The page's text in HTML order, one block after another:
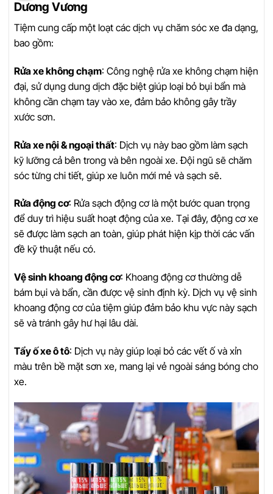
Dương Vương
Tiệm cung cấp một loạt các dịch vụ chăm sóc xe đa dạng,
bao gồm:
Rửa xe không chạm: Công nghệ rửa xe không chạm hiện
đại, sử dụng dung dịch đặc biệt giúp loại bỏ bụi bẩn mà
không cần chạm tay vào xe, đảm bảo không gây trầy
xước sơn.
Rửa xe nội & ngoại thất: Dịch vụ này bao gồm làm sạch
kỹ lưỡng cả bên trong và bên ngoài xe. Đội ngũ sẽ chăm
sóc từng chi tiết, giúp xe luôn mới mẻ và sạch sẽ.
Rửa động cơ: Rửa sạch động cơ là một bước quan trọng
để duy trì hiệu suất hoạt động của xe. Tại đây, động cơ xe
sẽ được làm sạch an toàn, giúp phát hiện kịp thời các vấn
đề kỹ thuật nếu có.
Vệ sinh khoang động cơ: Khoang động cơ thường dễ
bám bụi và bẩn, cần được vệ sinh định kỳ. Dịch vụ vệ sinh
khoang động cơ của tiệm giúp đảm bảo khu vực này sạch
sẽ và tránh gây hư hại lâu dài.
Tẩy ố xe ô tô: Dịch vụ này giúp loại bỏ các vết ố và xỉn
màu trên bề mặt sơn xe, mang lại vẻ ngoài sáng bóng cho
xe.